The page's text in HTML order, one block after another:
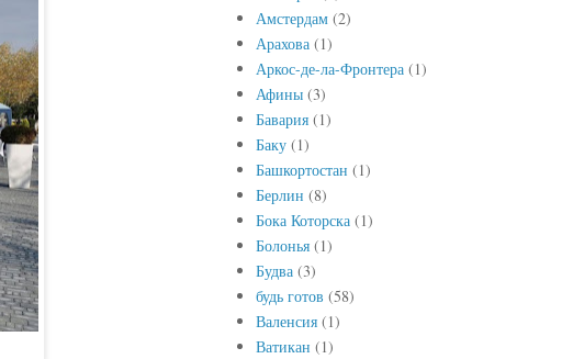
Амстердам (2)
Арахова (1)
Аркос-де-ла-Фронтера (1)
Афины (3)
Бавария (1)
Баку (1)
Башкортостан (1)
Берлин (8)
Бока Которска (1)
Болонья (1)
Будва (3)
будь готов (58)
Валенсия (1)
Ватикан (1)